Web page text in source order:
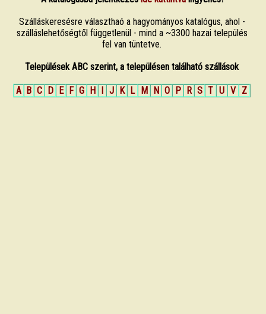
Szálláskeresésre választhaó a hagyományos katalógus, ahol -
szálláslehetőségtől függetlenül - mind a ~3300 hazai település
fel van tüntetve.
Települések ABC szerint, a településen található szállások
A B C D E F G H I J K L M N O P R S T U V Z